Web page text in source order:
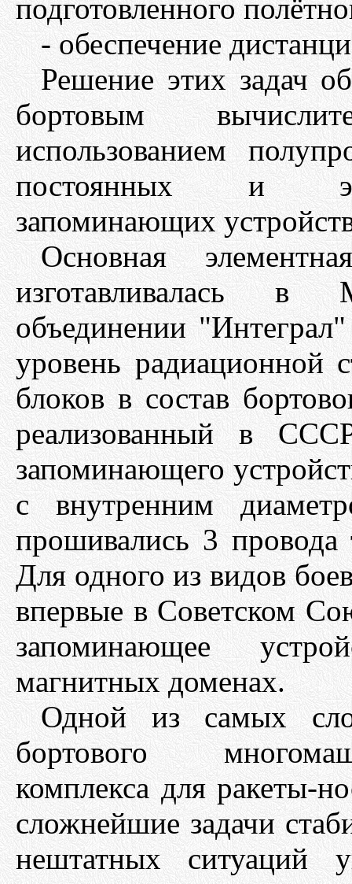
подготовленного
- обеспечение
Решение этих задач
бортовым
использованием
постоянных и
запоминающих
Основная
изготавливалась в
объединении
уровень радиационной
блоков в состав
реализованный в
запоминающего
с внутренним
прошивались 3 провода
Для одного из видов
впервые в Советском
запоминающее
магнитных доменах.
Одной из самых
бортового
комплекса для ракеты-
сложнейшие задачи
нештатных ситуаций